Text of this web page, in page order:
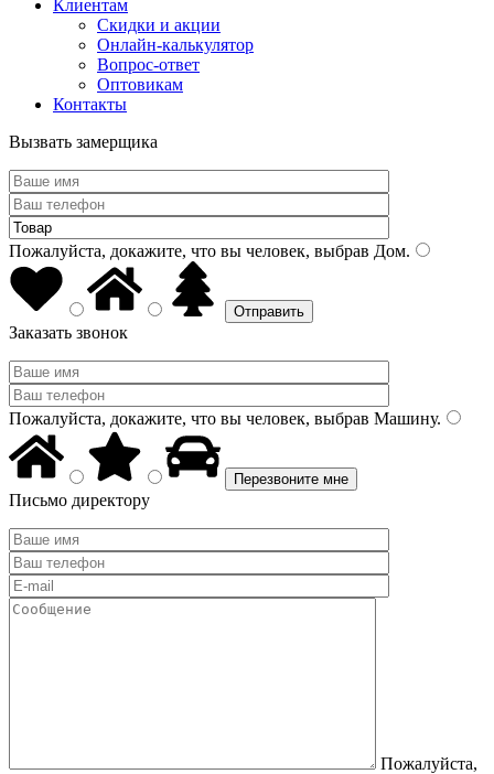
Клиентам
Скидки и акции
Онлайн-калькулятор
Вопрос-ответ
Оптовикам
Контакты
Вызвать замерщика
Пожалуйста, докажите, что вы человек, выбрав Дом.
Заказать звонок
Пожалуйста, докажите, что вы человек, выбрав Машину.
Письмо директору
Пожалуйста,